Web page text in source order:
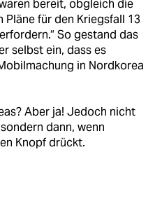
bereit, obgleich die
Pläne für den Kriegsfall 13
So gestand das
selbst ein, dass es
in Nordkorea
Aber ja! Jedoch nicht
dann, wenn
Knopf drückt.